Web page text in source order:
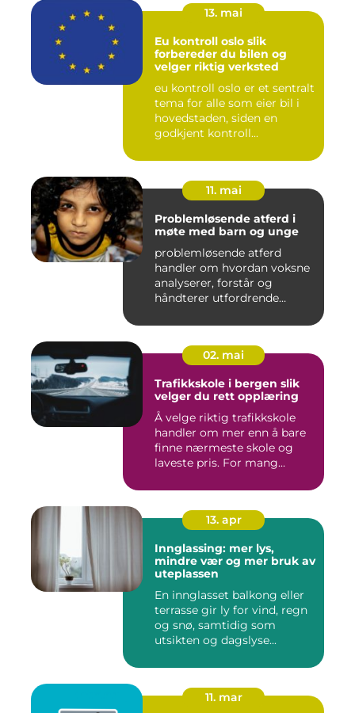
13. mai
Eu kontroll oslo slik
forbereder du bilen og
velger riktig verksted
eu kontroll oslo er et sentralt
tema for alle som eier bil i
hovedstaden, siden en
godkjent kontroll...
11. mai
Problemløsende atferd i
møte med barn og unge
problemløsende atferd
handler om hvordan voksne
analyserer, forstår og
håndterer utfordrende
02. mai
Trafikkskole i bergen slik
velger du rett opplæring
Å velge riktig trafikkskole
handler om mer enn å bare
finne nærmeste skole og
laveste pris. For mang...
13. apr
Innglassing: mer lys,
mindre vær og mer bruk av
uteplassen
En innglasset balkong eller
terrasse gir ly for vind, regn
og snø, samtidig som
utsikten og dagslyse...
11. mar